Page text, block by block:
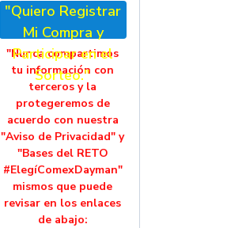
"Quiero Registrar
Mi Compra y
Participar en el
Sorteo."
"Nunca compartimos
tu información con
terceros y la
protegeremos de
acuerdo con nuestra
"Aviso de Privacidad" y
"Bases del RETO
#ElegíComexDayman"
mismos que puede
revisar en los enlaces
de abajo: